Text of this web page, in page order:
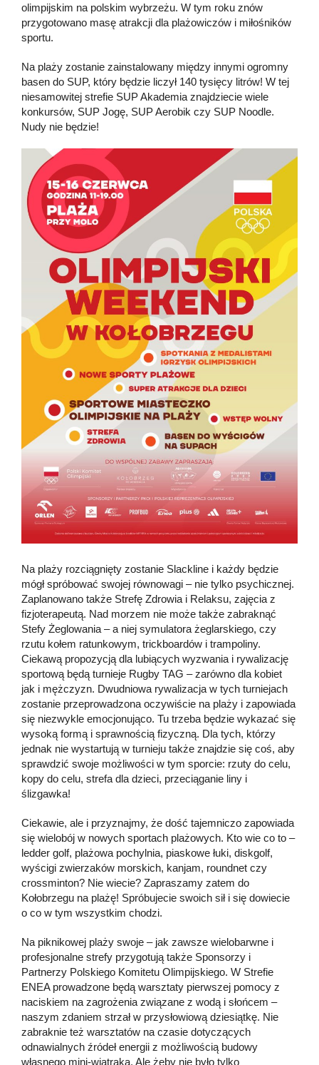
olimpijskim na polskim wybrzeżu. W tym roku znów
przygotowano masę atrakcji dla plażowiczów i miłośników
sportu.
Na plaży zostanie zainstalowany między innymi ogromny
basen do SUP, który będzie liczył 140 tysięcy litrów! W tej
niesamowitej strefie SUP Akademia znajdziecie wiele
konkursów, SUP Jogę, SUP Aerobik czy SUP Noodle.
Nudy nie będzie!
Na plaży rozciągnięty zostanie Slackline i każdy będzie
mógł spróbować swojej równowagi – nie tylko psychicznej.
Zaplanowano także Strefę Zdrowia i Relaksu, zajęcia z
fizjoterapeutą. Nad morzem nie może także zabraknąć
Stefy Żeglowania – a niej symulatora żeglarskiego, czy
rzutu kołem ratunkowym, trickboardów i trampoliny.
Ciekawą propozycją dla lubiących wyzwania i rywalizację
sportową będą turnieje Rugby TAG – zarówno dla kobiet
jak i mężczyzn. Dwudniowa rywalizacja w tych turniejach
zostanie przeprowadzona oczywiście na plaży i zapowiada
się niezwykle emocjonująco. Tu trzeba będzie wykazać się
wysoką formą i sprawnością fizyczną. Dla tych, którzy
jednak nie wystartują w turnieju także znajdzie się coś, aby
sprawdzić swoje możliwości w tym sporcie: rzuty do celu,
kopy do celu, strefa dla dzieci, przeciąganie liny i
ślizgawka!
Ciekawie, ale i przyznajmy, że dość tajemniczo zapowiada
się wielobój w nowych sportach plażowych. Kto wie co to –
ledder golf, plażowa pochylnia, piaskowe łuki, diskgolf,
wyścigi zwierzaków morskich, kanjam, roundnet czy
crossminton? Nie wiecie? Zapraszamy zatem do
Kołobrzegu na plażę! Spróbujecie swoich sił i się dowiecie
o co w tym wszystkim chodzi.
Na piknikowej plaży swoje – jak zawsze wielobarwne i
profesjonalne strefy przygotują także Sponsorzy i
Partnerzy Polskiego Komitetu Olimpijskiego. W Strefie
ENEA prowadzone będą warsztaty pierwszej pomocy z
naciskiem na zagrożenia związane z wodą i słońcem –
naszym zdaniem strzał w przysłowiową dziesiątkę. Nie
zabraknie też warsztatów na czasie dotyczących
odnawialnych źródeł energii z możliwością budowy
własnego mini-wiatraka. Ale żeby nie było tylko